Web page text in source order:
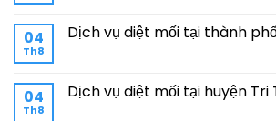
04
Th8
Dịch vụ diệt mối tại thành
04
Th8
Dịch vụ diệt mối tại huyện Tri